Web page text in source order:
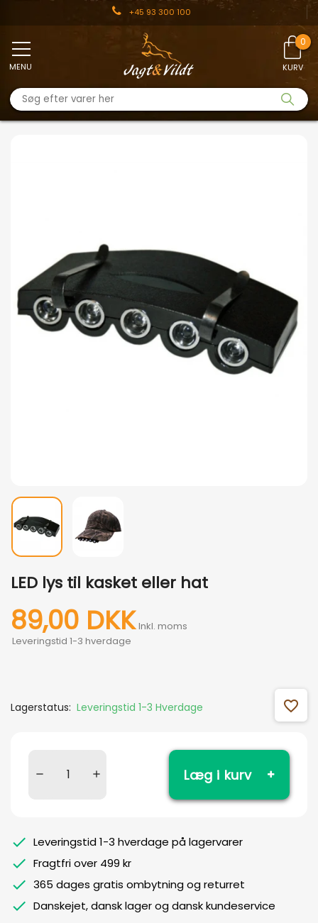
+45 93 300 100
KURV
MENU
LED lys til kasket eller hat
89,00 DKK Inkl. moms
Leveringstid 1-3 hverdage
Lagerstatus: Leveringstid 1-3 Hverdage favorite_outline
Læg i kurv
Leveringstid 1-3 hverdage på lagervarer
Fragtfri over 499 kr
365 dages gratis ombytning og returret
Danskejet, dansk lager og dansk kundeservice